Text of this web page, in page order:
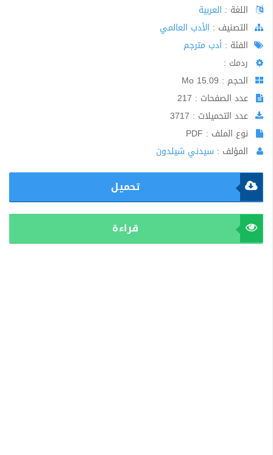
اللغة : العربية
اﻟﺘﺼﻨﻴﻒ : الأدب العالمي
الفئة : أدب مترجم
ردمك :
الحجم : 15.09 Mo
عدد الصفحات : 217
عدد التحميلات : 3717
نوع الملف : PDF
المؤلف : سيدني شيلدون
تحميل
قراءة